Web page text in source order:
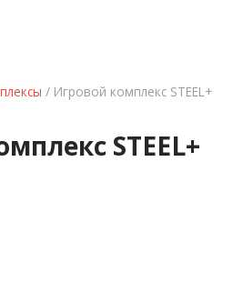
/ Игровой комплекс STEEL+
STEEL+